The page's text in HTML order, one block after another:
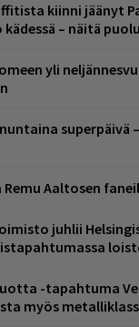
kiinni jäänyt
kädessä – näitä
yli
superpäivä
Aaltosen
juhlii
-tapahtuma
myös